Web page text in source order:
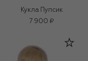
Кукла Пупсик
7 900 ₽